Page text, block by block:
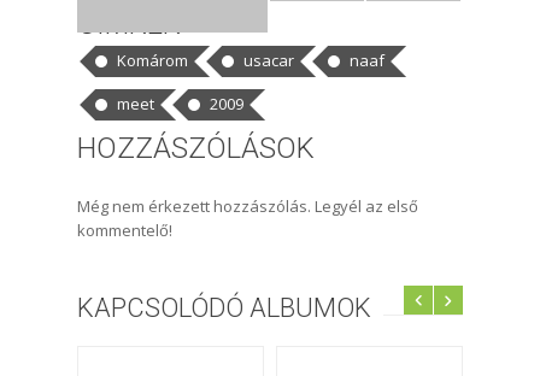
Komárom usacar
naaf
meet
2009
HOZZÁSZÓLÁSOK
Még nem érkezett hozzászólás. Legyél az első
kommentelő!
KAPCSOLÓDÓ ALBUMOK